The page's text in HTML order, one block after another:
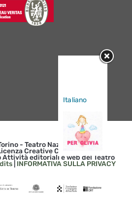
- Teatro Nazionale | p. iva
Creative Commons 3.0
Attività editoriali e web del Teatro
INFORMATIVA SULLA PRIVACY
Italiano